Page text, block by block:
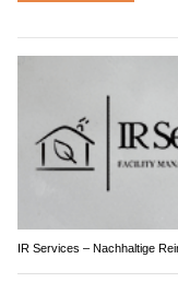
IR Services – Nachhaltige